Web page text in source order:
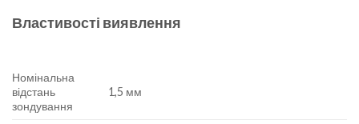
Властивості виявлення
Номінальна
відстань
зондування
1,5 мм